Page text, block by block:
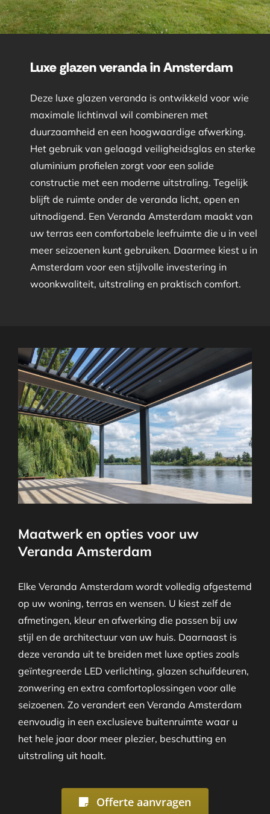
Luxe glazen veranda in Amsterdam
Deze luxe glazen veranda is ontwikkeld voor wie
maximale lichtinval wil combineren met
duurzaamheid en een hoogwaardige afwerking.
Het gebruik van gelaagd veiligheidsglas en sterke
aluminium profielen zorgt voor een solide
constructie met een moderne uitstraling. Tegelijk
blijft de ruimte onder de veranda licht, open en
uitnodigend. Een Veranda Amsterdam maakt van
uw terras een comfortabele leefruimte die u in veel
meer seizoenen kunt gebruiken. Daarmee kiest u in
Amsterdam voor een stijlvolle investering in
woonkwaliteit, uitstraling en praktisch comfort.
Maatwerk en opties voor uw
Veranda Amsterdam
Elke Veranda Amsterdam wordt volledig afgestemd
op uw woning, terras en wensen. U kiest zelf de
afmetingen, kleur en afwerking die passen bij uw
stijl en de architectuur van uw huis. Daarnaast is
deze veranda uit te breiden met luxe opties zoals
geïntegreerde LED verlichting, glazen schuifdeuren,
zonwering en extra comfortoplossingen voor alle
seizoenen. Zo verandert een Veranda Amsterdam
eenvoudig in een exclusieve buitenruimte waar u
het hele jaar door meer plezier, beschutting en
uitstraling uit haalt.
Offerte aanvragen